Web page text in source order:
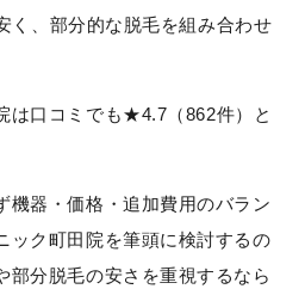
く、部分的な脱毛を組み合わせ
は口コミでも★4.7（862件）と
機器・価格・追加費用のバラン
ック町田院を筆頭に検討するの
部分脱毛の安さを重視するなら